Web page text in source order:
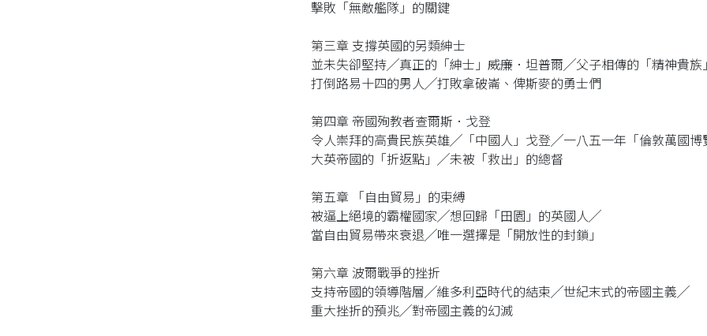
擊敗「無敵艦隊」的關鍵
第三章 支撐英國的另類紳士
並未失卻堅持╱真正的「紳士」――威廉．坦普爾╱父子相傳的「精神貴
打倒路易十四的男人╱打敗拿破崙、俾斯麥的勇士們
第四章 帝國殉教者查爾斯．戈登
令人崇拜的高貴民族英雄╱「中國人」戈登╱一八五一年「倫敦萬國
大英帝國的「折返點」╱未被「救出」的總督
第五章 「自由貿易」的束縛
被逼上絕境的霸權國家╱想回歸「田園」的英國人╱
當自由貿易帶來衰退╱唯一選擇是「開放性的封鎖」
第六章 波爾戰爭的挫折
支持帝國的領導階層╱維多利亞時代的結束╱世紀末式的帝國主義╱
重大挫折的預兆╱對帝國主義的幻滅